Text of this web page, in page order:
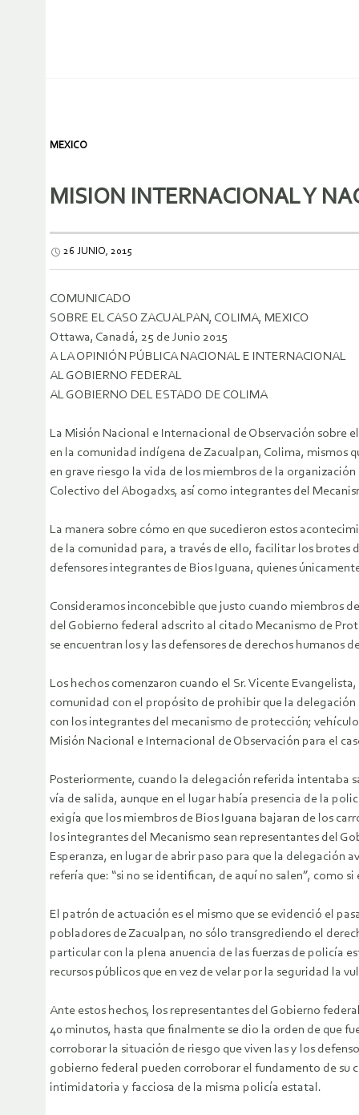
MEXICO
MISION INTERNACIONAL Y
26 JUNIO, 2015
COMUNICADO
SOBRE EL CASO ZACUALPAN, COLIMA, MEXICO
Ottawa, Canadá, 25 de Junio 2015
A LA OPINIÓN PÚBLICA NACIONAL E INTERNACIONAL
AL GOBIERNO FEDERAL
AL GOBIERNO DEL ESTADO DE COLIMA
La Misión Nacional e Internacional de Observación sobre
en la comunidad indígena de Zacualpan, Colima, mismos
en grave riesgo la vida de los miembros de la
Colectivo del Abogadxs, así como integrantes del
La manera sobre cómo en que sucedieron estos
de la comunidad para, a través de ello, facilitar los brotes
defensores integrantes de Bios Iguana, quienes
Consideramos inconcebible que justo cuando miembros
del Gobierno federal adscrito al citado Mecanismo de
se encuentran los y las defensores de derechos
Los hechos comenzaron cuando el Sr. Vicente
comunidad con el propósito de prohibir que la delegación
con los integrantes del mecanismo de protección;
Misión Nacional e Internacional de Observación para el
Posteriormente, cuando la delegación referida intentaba
vía de salida, aunque en el lugar había presencia de la
exigía que los miembros de Bios Iguana bajaran de los
los integrantes del Mecanismo sean representantes del
Esperanza, en lugar de abrir paso para que la delegación
refería que: “si no se identifican, de aquí no salen”, como
El patrón de actuación es el mismo que se evidenció el
pobladores de Zacualpan, no sólo transgrediendo el
particular con la plena anuencia de las fuerzas de policía
recursos públicos que en vez de velar por la seguridad la
Ante estos hechos, los representantes del Gobierno
40 minutos, hasta que finalmente se dio la orden de que
corroborar la situación de riesgo que viven las y los
gobierno federal pueden corroborar el fundamento de su
intimidatoria y facciosa de la misma policía estatal.